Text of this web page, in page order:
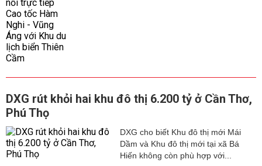
DXG rút khỏi hai khu đô thị 6.200 tỷ ở Cần Thơ,
Phú Thọ
DXG cho biết Khu đô thị mới Mái
Dầm và Khu đô thị mới tại xã Bá
Hiến không còn phù hợp với...